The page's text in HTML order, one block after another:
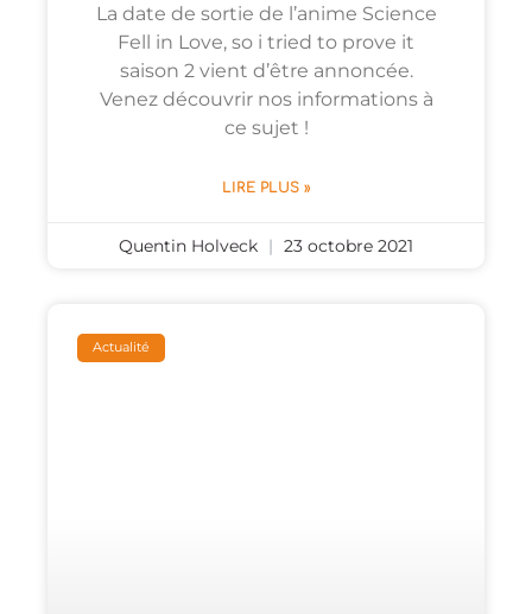
La date de sortie de l’anime Science
Fell in Love, so i tried to prove it
saison 2 vient d’être annoncée.
Venez découvrir nos informations à
ce sujet !
LIRE PLUS »
Quentin Holveck 23 octobre 2021
Actualité